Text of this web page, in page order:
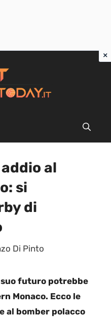
al
si
di
Di Pinto
futuro potrebbe
Monaco. Ecco le
al bomber polacco